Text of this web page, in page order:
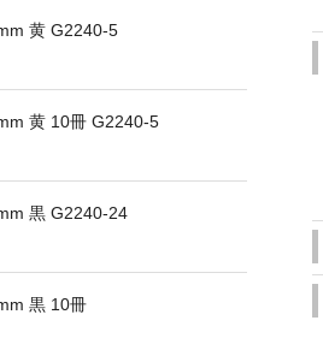
黄 G2240-5
黄 10冊 G2240-5
黒 G2240-24
黒 10冊